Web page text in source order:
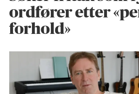
ordfører etter
forhold»